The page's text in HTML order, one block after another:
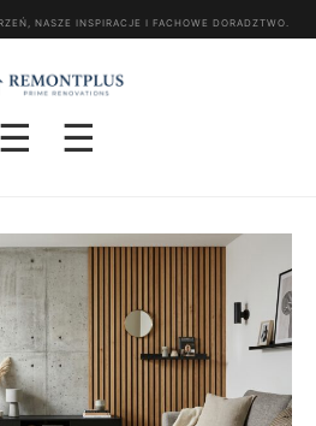
NASZE INSPIRACJE I FACHOWE DORADZTWO.
☰ ☰